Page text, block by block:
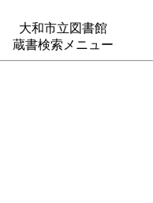
大和市立図書館
蔵書検索メニュー